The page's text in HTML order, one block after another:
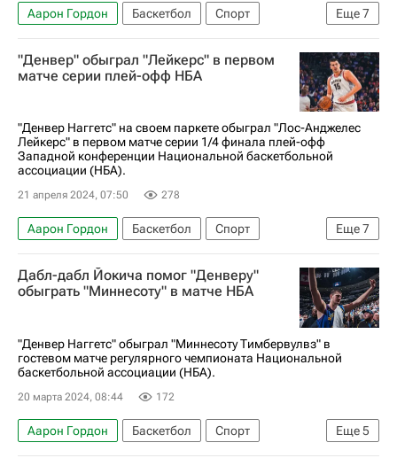
Еще7
Аарон Гордон Баскетбол
Спорт
Лос-Анджелес
Никола Йокич
Энтони Дэвис
Лос-Анджелес Лейкерс
Кубок России по баскетболу
"Денвер" обыграл "Лейкерс" в первом
матче серии плей-офф НБА
"Денвер Наггетс" на своем паркете обыграл "Лос-Анджелес
Лейкерс" в первом матче серии 1/4 финала плей-офф
Западной конференции Национальной баскетбольной
ассоциации (НБА).
21 апреля 2024, 07:50 278
Еще7
Аарон Гордон Баскетбол
Спорт
Денвер
Никола Йокич
Энтони Дэвис
Денвер Наггетс
Лос-Анджелес Лейкерс
Кубок России по баскетболу
Дабл-дабл Йокича помог "Денверу"
обыграть "Миннесоту" в матче НБА
"Денвер Наггетс" обыграл "Миннесоту Тимбервулвз" в
гостевом матче регулярного чемпионата Национальной
баскетбольной ассоциации (НБА).
20 марта 2024, 08:44 172
Еще5
Аарон Гордон Баскетбол
Спорт
Никола Йокич
Денвер Наггетс